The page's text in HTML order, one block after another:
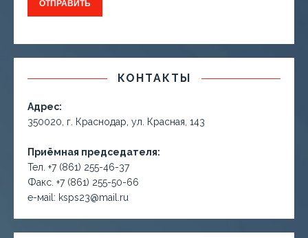
КОНТАКТЫ
Адрес:
350020, г. Краснодар, ул. Красная, 143
Приёмная председателя:
Тел. +7 (861) 255-46-37
Факс. +7 (861) 255-50-66
е-маil: ksps23@mail.ru